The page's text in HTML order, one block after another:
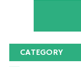
CATEGORY